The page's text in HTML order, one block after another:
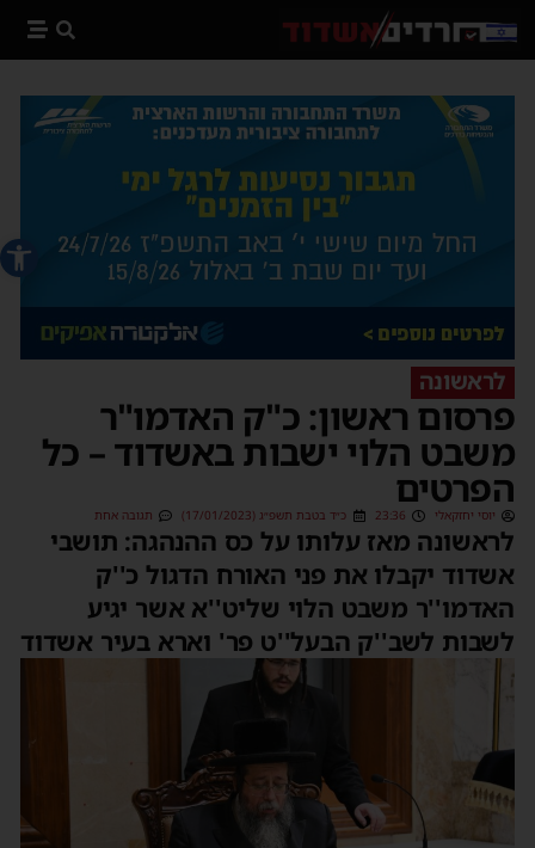
פתח
לראשונה
פרסום ראשון: כ"ק האדמו"ר
משבט הלוי ישבות באשדוד – כל
הפרטים
יוסי יחזקאלי 23:36 כ״ד בטבת תשפ״ג (17/01/2023) תגובה אחת
לראשונה מאז עלותו על כס ההנהגה: תושבי
אשדוד יקבלו את פני האורח הדגול כ''ק
האדמו''ר משבט הלוי שליט''א אשר יגיע
לשבות לשב''ק הבעל''ט פר' וארא בעיר אשדוד